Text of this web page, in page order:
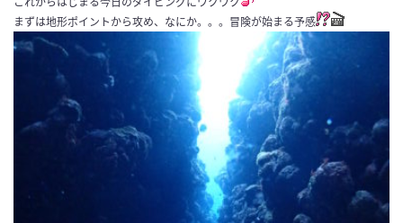
まずは地形ポイントから攻め、なにか。。。冒険が始まる予感